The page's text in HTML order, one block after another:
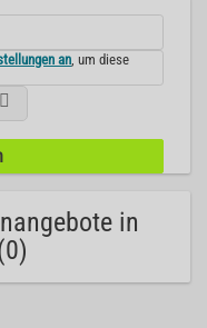
an , um diese
in